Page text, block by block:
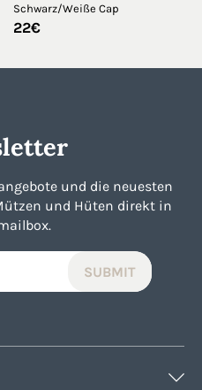
Schwarz/Weiße Cap
22€
und die neuesten
und Hüten direkt in